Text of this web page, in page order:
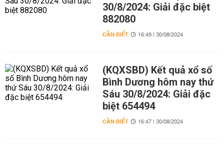
30/8/2024: Giải đặc biệt
882080
CẦN BIẾT 16:49 | 30/08/2024
(KQXSBD) Kết quả xổ số
Bình Dương hôm nay thứ
Sáu 30/8/2024: Giải đặc
biệt 654494
CẦN BIẾT 16:47 | 30/08/2024